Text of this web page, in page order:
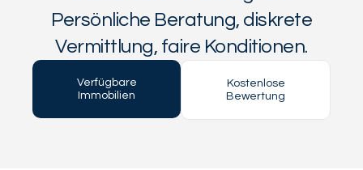
Persönliche Beratung, diskrete
Vermittlung, faire Konditionen.
Verfügbare
Immobilien
Kostenlose
Bewertung